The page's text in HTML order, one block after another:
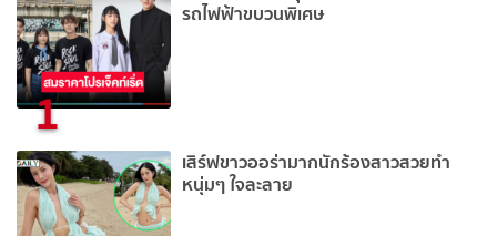
1
รถไฟฟ้าขบวนพิเศษ
เสิร์ฟขาวออร่ามากนักร้องสาวสวยทำ
หนุ่มๆ ใจละลาย